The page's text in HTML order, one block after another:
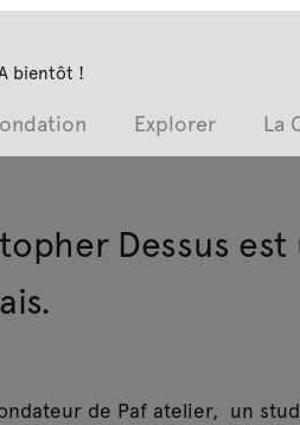
bientôt !
Explorer La
Dessus
de Paf atelier, un